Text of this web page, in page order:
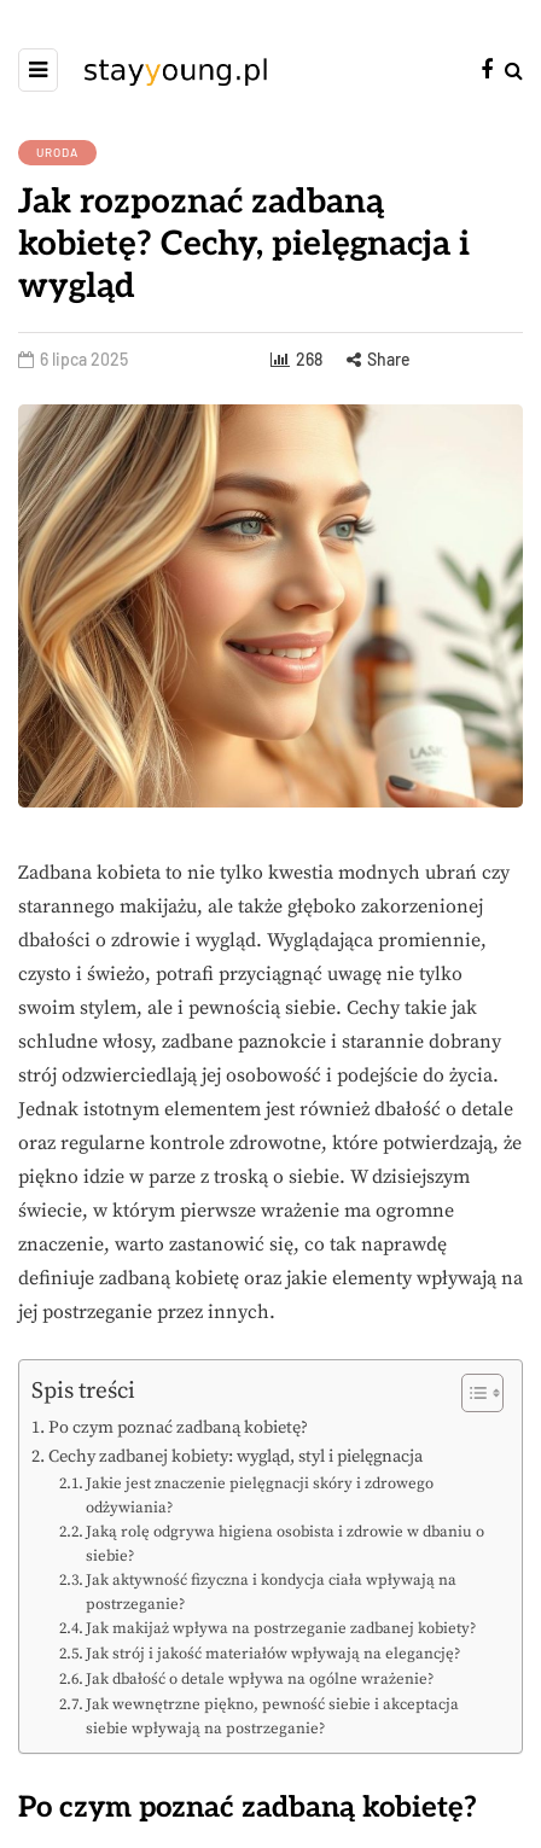
URODA
Jak rozpoznać zadbaną
kobietę? Cechy, pielęgnacja i
wygląd
6 lipca 2025 268 Share
Zadbana kobieta to nie tylko kwestia modnych ubrań czy
starannego makijażu, ale także głęboko zakorzenionej
dbałości o zdrowie i wygląd. Wyglądająca promiennie,
czysto i świeżo, potrafi przyciągnąć uwagę nie tylko
swoim stylem, ale i pewnością siebie. Cechy takie jak
schludne włosy, zadbane paznokcie i starannie dobrany
strój odzwierciedlają jej osobowość i podejście do życia.
Jednak istotnym elementem jest również dbałość o detale
oraz regularne kontrole zdrowotne, które potwierdzają, że
piękno idzie w parze z troską o siebie. W dzisiejszym
świecie, w którym pierwsze wrażenie ma ogromne
znaczenie, warto zastanowić się, co tak naprawdę
definiuje zadbaną kobietę oraz jakie elementy wpływają na
jej postrzeganie przez innych.
Spis treści
Po czym poznać zadbaną kobietę?
Cechy zadbanej kobiety: wygląd, styl i pielęgnacja
Jakie jest znaczenie pielęgnacji skóry i zdrowego
odżywiania?
Jaką rolę odgrywa higiena osobista i zdrowie w dbaniu o
siebie?
Jak aktywność fizyczna i kondycja ciała wpływają na
postrzeganie?
Jak makijaż wpływa na postrzeganie zadbanej kobiety?
Jak strój i jakość materiałów wpływają na elegancję?
Jak dbałość o detale wpływa na ogólne wrażenie?
Jak wewnętrzne piękno, pewność siebie i akceptacja
siebie wpływają na postrzeganie?
Po czym poznać zadbaną kobietę?